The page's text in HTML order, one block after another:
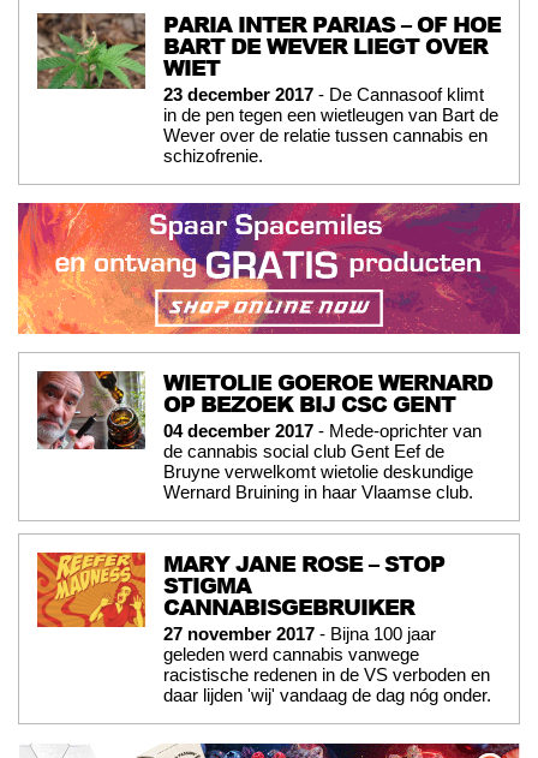
PARIA INTER PARIAS – OF HOE
BART DE WEVER LIEGT OVER
WIET
23 december 2017 - De Cannasoof klimt
in de pen tegen een wietleugen van Bart de
Wever over de relatie tussen cannabis en
schizofrenie.
WIETOLIE GOEROE WERNARD
OP BEZOEK BIJ CSC GENT
04 december 2017 - Mede-oprichter van
de cannabis social club Gent Eef de
Bruyne verwelkomt wietolie deskundige
Wernard Bruining in haar Vlaamse club.
MARY JANE ROSE – STOP
STIGMA
CANNABISGEBRUIKER
27 november 2017 - Bijna 100 jaar
geleden werd cannabis vanwege
racistische redenen in de VS verboden en
daar lijden 'wij' vandaag de dag nóg onder.